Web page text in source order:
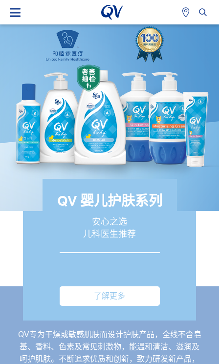
QV FACE
powerfully sensitive skincare that
allows you to achieve firmer, more
了解更多
QV 婴儿护肤系列
安心之选
儿科医生推荐
我们的产品
QV专为干燥或敏感肌肤而设计护肤产品，全线不含皂
基、香料、色素及常见刺激物，能温和清洁、滋润及
呵护肌肤。不断追求优质和创新，致力研发新产品，